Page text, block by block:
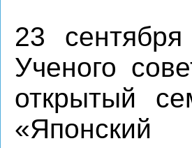
23
Ученого
открытый